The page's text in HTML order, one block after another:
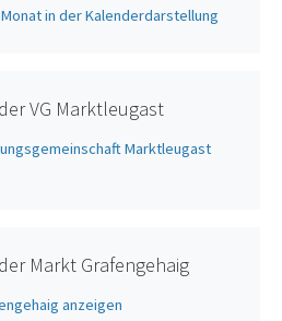
in der Kalenderdarstellung
VG Marktleugast
Marktleugast
Markt Grafengehaig
anzeigen